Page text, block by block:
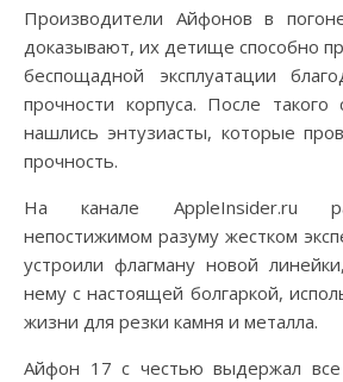
Производители Айфонов в
доказывают, их детище способно
беспощадной эксплуатации
прочности корпуса. После такого
нашлись энтузиасты, которые
прочность.
На канале AppleInsider.ru
непостижимом разуму жестком
устроили флагману новой
нему с настоящей болгаркой,
жизни для резки камня и металла.
Айфон 17 с честью выдержал все